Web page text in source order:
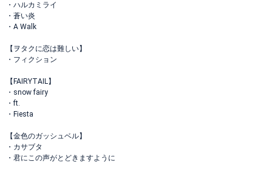
・ハルカミライ
・蒼い炎
・A Walk
【ヲタクに恋は難しい】
・フィクション
【FAIRYTAIL】
・snow fairy
・ft.
・Fiesta
【金色のガッシュベル】
・カサブタ
・君にこの声がとどきますように